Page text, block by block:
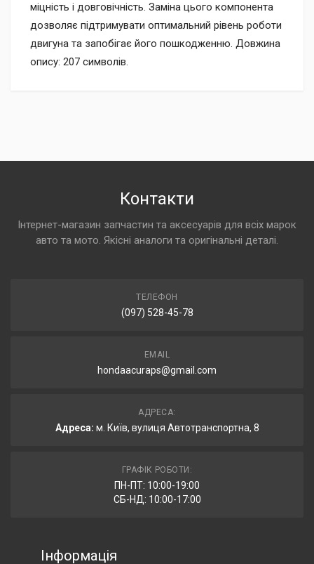
міцність і довговічність. Заміна цього компонента
дозволяє підтримувати оптимальний рівень роботи
двигуна та запобігає його пошкодженню. Довжина
опису: 207 символів.
Контакти
Інтернет-магазин запчастин та аксесуарів для всіх марок
авто та мото. Якісні аналоги та оригінальні деталі.
ТЕЛЕФОН
(097) 528-45-78
EMAIL
hondaacuraps@gmail.com
АДРЕСА:
Адреса: м. Київ, вулиця Автотранспортна, 8
ГРАФІК РОБОТИ:
ПН-ПТ: 10:00-19:00
СБ-НД: 10:00-17:00
Інформація